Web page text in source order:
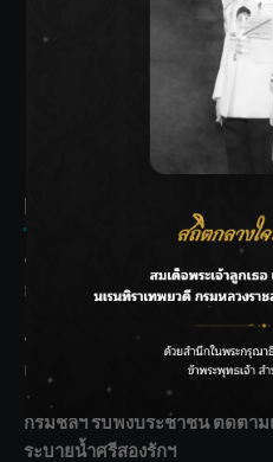
SIAMRATH
THE BEST
Recent Posts
ชลประทานเชียงใหม่เร่งพร่องน้ำ
ยังไม่ล้นตลิ่ง
ฟาดลุคใหม่! “แบม พิชญานิน” แ
แกะท่า #นอกจอนอกใจ
กรมชลฯ รับฟังประชาชน ติดตา
ระบายน้ำศรีสองรักฯ